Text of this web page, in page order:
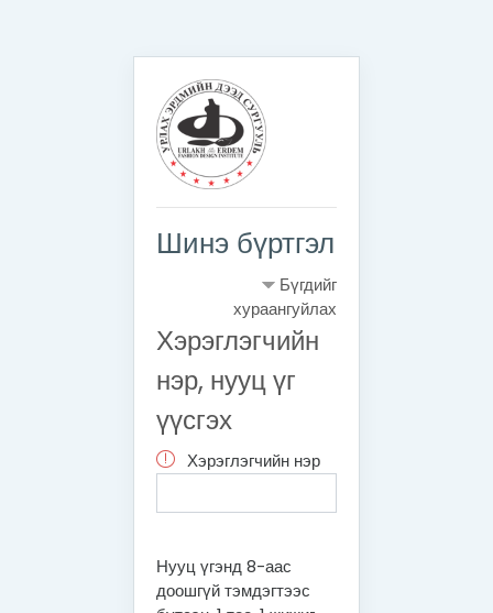
Шинэ бүртгэл
Бүгдийг
хураангуйлах
Хэрэглэгчийн
нэр, нууц үг
үүсгэх
Хэрэглэгчийн нэр
Нууц үгэнд 8-аас
доошгүй тэмдэгтээс